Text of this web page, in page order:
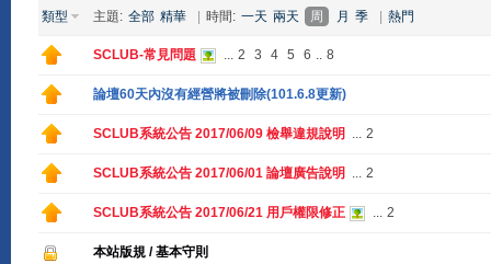
類型 主題: 全部 精華 時間: 一天 兩天 周 月 季 熱門
SCLUB-常見問題 ... 2 3 4 5 6 .. 8
論壇60天內沒有經營將被刪除(101.6.8更新)
SCLUB系統公告 2017/06/09 檢舉違規說明 ... 2
SCLUB系統公告 2017/06/01 論壇廣告說明 ... 2
SCLUB系統公告 2017/06/21 用戶權限修正 ... 2
本站版規 / 基本守則